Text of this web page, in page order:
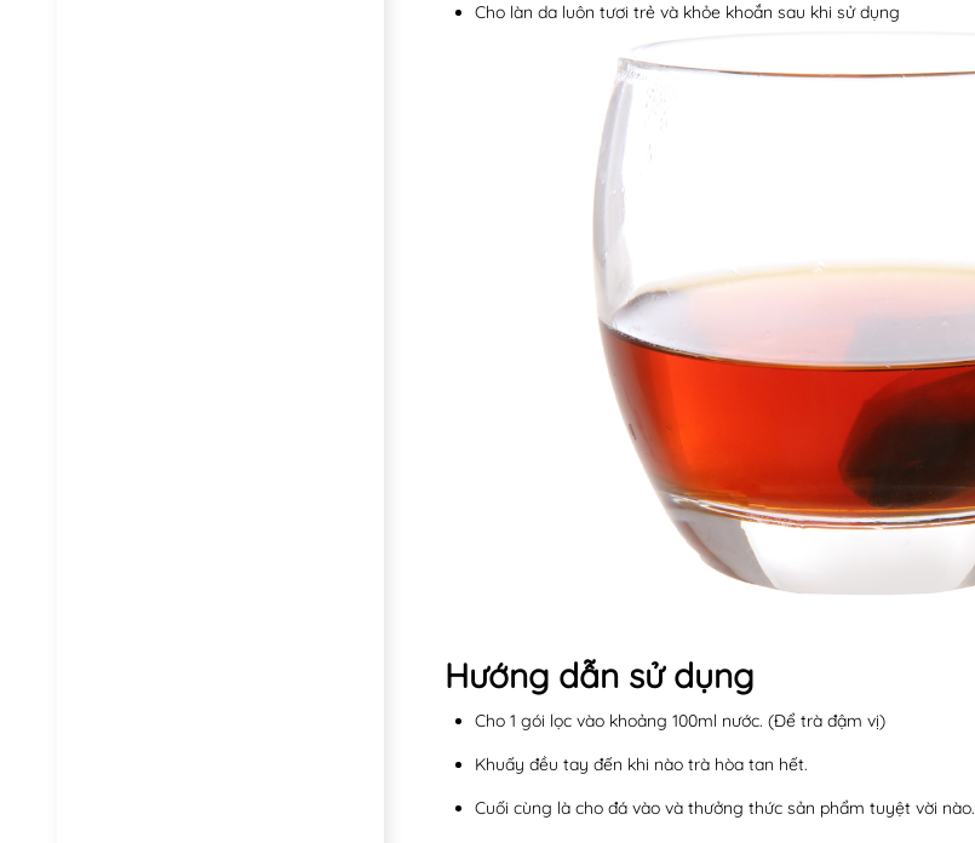
Cho làn da luôn tươi trẻ và khỏe khoắn sau khi sử dụng
Hướng dẫn sử dụng
Cho 1 gói lọc vào khoảng 100ml nước. (Để trà đậm vị)
Khuấy đều tay đến khi nào trà hòa tan hết.
Cuối cùng là cho đá vào và thưởng thức sản phẩm tuyệt vời nào.